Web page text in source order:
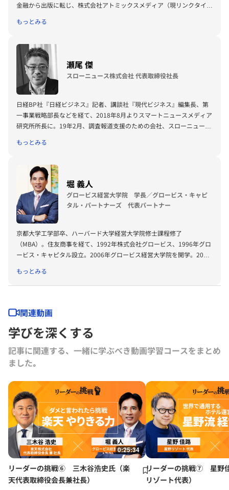
金融から出版に転じ、株式会社アトミックスメディア（現リンクタイズ
りリンクタイズ株式会社 代表取締役CEO（Forbes JAPANファウンダ
Founder 兼 CEOを兼務。日本経済新聞の連載に寄稿するなど、資本市
場全般に関する論文・著書多数。 1992年度証券アナリストジャーナル
賞受賞。エ ンデバー・ジャパン代表理事、日本ベンチャーキャピタル
協会専務理事、アジア・パシフィック・イニシアティブ理事、ヒューマ
ン・ライツ・ウオッチ国際理事、東京フィナンシャル・リサーチ編集委
員を務める。 早稲田大学より理学学士号、工学修士号を取得、同大大
学院理工学研究科博士前期課程修了。
もっとみる
瀬尾 傑
スローニュース株式会社 代表取締役社長
日経BP社『日経ビジネス』記者、講談社『現代ビジネス』編集長、第
一事業戦略部長などを経て、2018年8月よりスマートニュースメディア
研究所所長に。19年2月、調査報道支援のための会社、スローニュース
り組んでいる。23年、スローニュースの連載を書籍化した『黒い海
クション賞を受賞した。無料のメールマガジン『SlowNews Letter』
を配信中。 インターネットメディア協会代表理事。
もっとみる
堀 義人
グロービス経営大学院 学長／グロービス・キャピ
タル・パートナーズ 代表パートナー
京都大学工学部卒、ハーバード大学経営大学院修士課程修了
（MBA）。住友商事を経て、1992年株式会社グロービス、1996年グロ
ービス・キャピタル設立。2006年グロービス経営大学院を開学。2008
を立ち上げる。2016年に茨城ロボッツ、2019年に茨城放送オーナー就
任。2022年にLuckyFesを立ち上げ、現在総合プロデューサーを務め
社 社外取締役。
もっとみる
関連動画
学びを深くする
記事に関連する、一緒に学ぶべき動画学習コースをまとめ
ました｡
0:25:34
リーダーの挑戦⑥ 三木谷浩史氏（楽
天代表取締役会長兼社長）
リーダーの挑戦⑦ 星野
リゾート代表）